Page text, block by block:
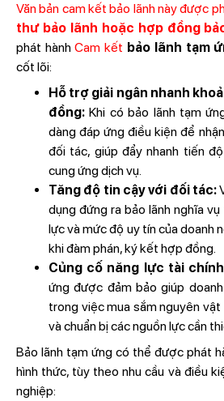
Văn bản cam kết bảo lãnh này được
thư bảo lãnh hoặc hợp đồng
phát hànhCam kết bảo lãnh tạm
cốt lõi:
Hỗ trợ giải ngân nhanh
đồng:Khi có bảo lãnh tạm
dàng đáp ứng điều kiện để
đối tác, giúp đẩy nhanh tiến
cung ứng dịch vụ.
Tăng độ tin cậy với đối tác:
dụng đứng ra bảo lãnh nghĩa
lực và mức độ uy tín của doanh
khi đàm phán, ký kết hợp đồng.
Củng cố năng lực tài
ứng được đảm bảo giúp
trong việc mua sắm nguyên vật
và chuẩn bị các nguồn lực cần
Bảo lãnh tạm ứng có thể được phát
hình thức, tùy theo nhu cầu và điều
nghiệp: